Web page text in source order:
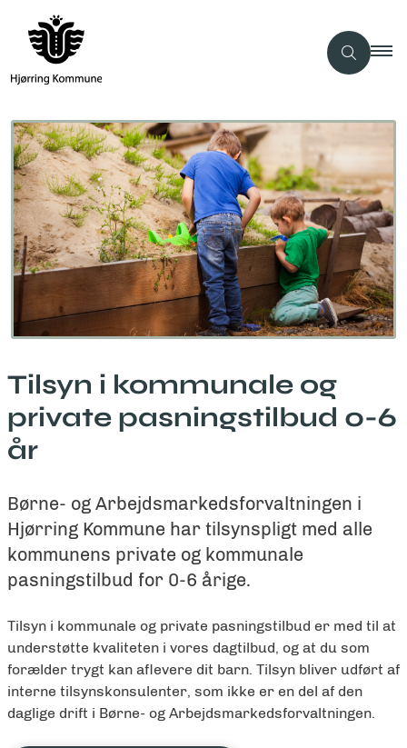
Tilsyn i kommunale og
private pasningstilbud 0-6
år
Børne- og Arbejdsmarkedsforvaltningen i
Hjørring Kommune har tilsynspligt med alle
kommunens private og kommunale
pasningstilbud for 0-6 årige.
Tilsyn i kommunale og private pasningstilbud er med til at
understøtte kvaliteten i vores dagtilbud, og at du som
forælder trygt kan aflevere dit barn. Tilsyn bliver udført af
interne tilsynskonsulenter, som ikke er en del af den
daglige drift i Børne- og Arbejdsmarkedsforvaltningen.